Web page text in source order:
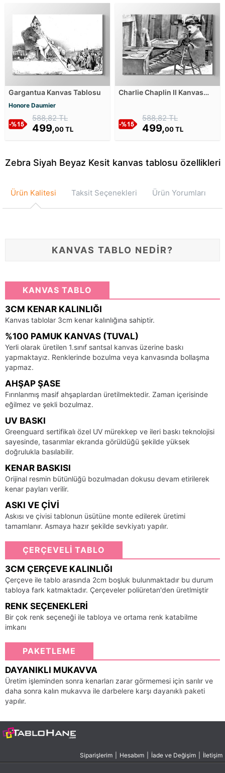
Gargantua Kanvas Tablosu
Honore Daumier
588,82 TL
499,00 TL
Charlie Chaplin II Kanvas
588,82 TL
499,00 TL
Zebra Siyah Beyaz Kesit kanvas tablosu özellikleri
Ürün Kalitesi Taksit Seçenekleri Ürün Yorumları
KANVAS TABLO NEDİR?
KANVAS TABLO
3CM KENAR KALINLIĞI
Kanvas tablolar 3cm kenar kalınlığına sahiptir.
%100 PAMUK KANVAS (TUVAL)
Yerli olarak üretilen 1.sınıf santsal kanvas üzerine baskı
yapmaktayız. Renklerinde bozulma veya kanvasında bollaşma
yapmaz.
AHŞAP ŞASE
Fırınlanmış masif ahşaplardan üretilmektedir. Zaman içerisinde
eğilmez ve şekli bozulmaz.
UV BASKI
Greenguard sertifikalı özel UV mürekkep ve ileri baskı teknolojisi
sayesinde, tasarımlar ekranda görüldüğü şekilde yüksek
doğrulukla basılabilir.
KENAR BASKISI
Orijinal resmin bütünlüğü bozulmadan dokusu devam etirilerek
kenar payları verilir.
ASKI VE ÇIVI
Askısı ve çivisi tablonun üsütüne monte edilerek üretimi
tamamlanır. Asmaya hazır şekilde sevkiyatı yapılır.
ÇERÇEVELİ TABLO
3CM ÇERÇEVE KALINLIĞI
Çerçeve ile tablo arasında 2cm boşluk bulunmaktadır bu durum
tabloya fark katmaktadır. Çerçeveler poliüretan'den üretlmiştir
RENK SEÇENEKLERI
Bir çok renk seçeneği ile tabloya ve ortama renk katabilme
imkanı
PAKETLEME
DAYANIKLI MUKAVVA
Üretim işleminden sonra kenarları zarar görmemesi için sarılır ve
daha sonra kalın mukavva ile darbelere karşı dayanıklı paketi
yapılır.
Siparişlerim Hesabım İade ve Değişim İletişim